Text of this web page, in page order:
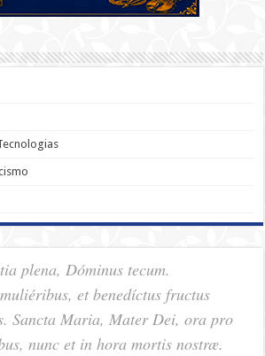
plena, Dóminus tecum.
et benedíctus fructus
Sancta Maria, Mater Dei, ora pro
nunc et in hora mortis nostræ.